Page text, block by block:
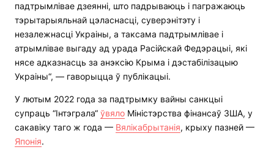
падтрымлівае дзеянні, што падрываюць і пагражаюць
тэрытарыяльнай цэласнасці, суверэнітэту і
незалежнасці Украіны, а таксама падтрымлівае і
атрымлівае выгаду ад урада Расійскай Федэрацыі, які
нясе адказнасць за анэксію Крыма і дэстабілізацыю
Украіны“, — гаворыцца ў публікацыі.
У лютым 2022 года за падтрымку вайны санкцыі
супраць “Інтэграла“ ўвяло Міністэрства фінансаў ЗША, у
сакавіку таго ж года — Вялікабрытанія, крыху пазней —
Японія.